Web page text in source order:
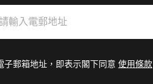
子郵箱地址，即表示閣下同意 使用條款